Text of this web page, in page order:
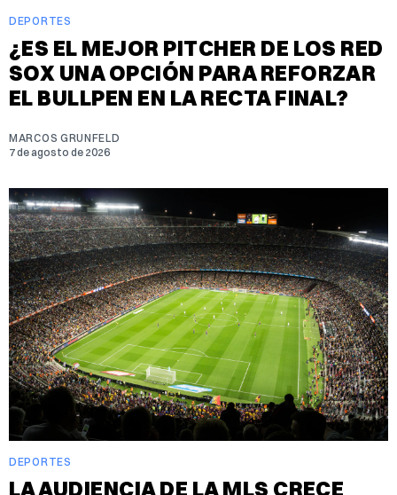
DEPORTES
¿ES EL MEJOR PITCHER DE LOS RED
SOX UNA OPCIÓN PARA REFORZAR
EL BULLPEN EN LA RECTA FINAL?
MARCOS GRUNFELD
7 de agosto de 2026
DEPORTES
LA AUDIENCIA DE LA MLS CRECE